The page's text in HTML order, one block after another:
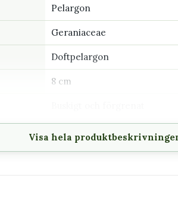
Pelargon
Geraniaceae
Doftpelargon
8 cm
Bör hållas utom räckhåll för
Visa hela